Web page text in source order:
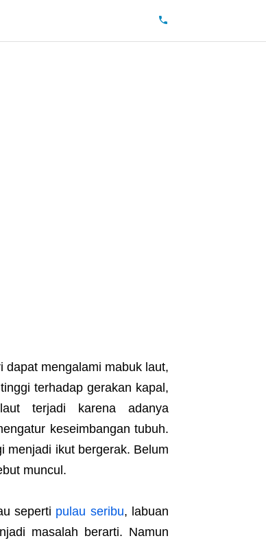
dapat mengalami mabuk laut,
terhadap gerakan kapal,
terjadi karena adanya
keseimbangan tubuh.
menjadi ikut bergerak. Belum
muncul.
seperti pulau seribu, labuan
masalah berarti. Namun